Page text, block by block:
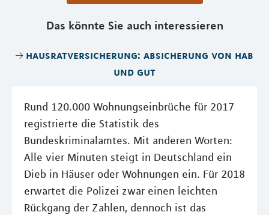
Das könnte Sie auch interessieren
hausratversicherung: absicherung von hab
und gut
Rund 120.000 Wohnungseinbrüche für 2017
registrierte die Statistik des
Bundeskriminalamtes. Mit anderen Worten:
Alle vier Minuten steigt in Deutschland ein
Dieb in Häuser oder Wohnungen ein. Für 2018
erwartet die Polizei zwar einen leichten
Rückgang der Zahlen, dennoch ist das